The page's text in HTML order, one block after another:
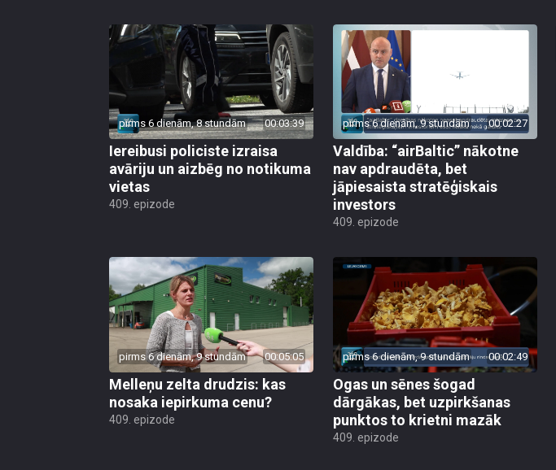
pirms 6 dienām, 8 stundām 00:03:39
Iereibusi policiste izraisa
avāriju un aizbēg no notikuma
vietas
409. epizode
pirms 6 dienām, 9 stundām 00:02:27
Valdība: “airBaltic” nākotne
nav apdraudēta, bet
jāpiesaista stratēģiskais
investors
409. epizode
pirms 6 dienām, 9 stundām 00:05:05
Melleņu zelta drudzis: kas
nosaka iepirkuma cenu?
409. epizode
pirms 6 dienām, 9 stundām 00:02:49
Ogas un sēnes šogad
dārgākas, bet uzpirkšanas
punktos to krietni mazāk
409. epizode